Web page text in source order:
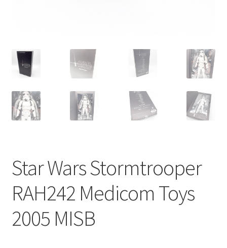
Star Wars Stormtrooper
RAH242 Medicom Toys
2005 MISB